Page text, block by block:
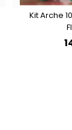
Kit Arche